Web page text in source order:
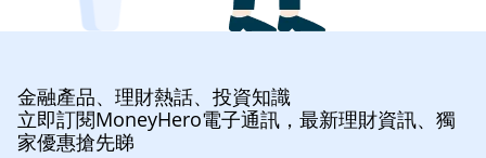
金融產品、理財熱話、投資知識
立即訂閱MoneyHero電子通訊，最新理財資訊、獨
家優惠搶先睇